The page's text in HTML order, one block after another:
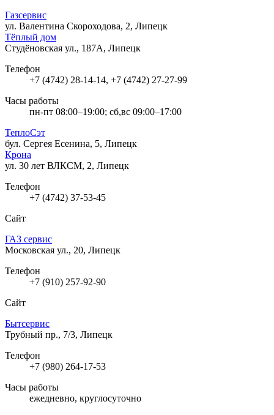
Газсервис
ул. Валентина Скороходова, 2, Липецк
Тёплый дом
Студёновская ул., 187А, Липецк
Телефон
+7 (4742) 28-14-14, +7 (4742) 27-27-99
Часы работы
пн-пт 08:00–19:00; сб,вс 09:00–17:00
ТеплоСэт
бул. Сергея Есенина, 5, Липецк
Крона
ул. 30 лет ВЛКСМ, 2, Липецк
Телефон
+7 (4742) 37-53-45
Сайт
ГАЗ сервис
Московская ул., 20, Липецк
Телефон
+7 (910) 257-92-90
Сайт
Бытсервис
Трубный пр., 7/3, Липецк
Телефон
+7 (980) 264-17-53
Часы работы
ежедневно, круглосуточно